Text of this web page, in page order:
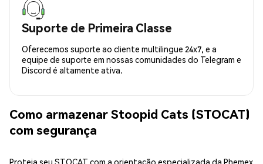
Suporte de Primeira Classe
Oferecemos suporte ao cliente multilingue 24x7, e a
equipe de suporte em nossas comunidades do Telegram e
Discord é altamente ativa.
Como armazenar Stoopid Cats (STOCAT)
com segurança
Proteja seu STOCAT com a orientação especializada da Phemex